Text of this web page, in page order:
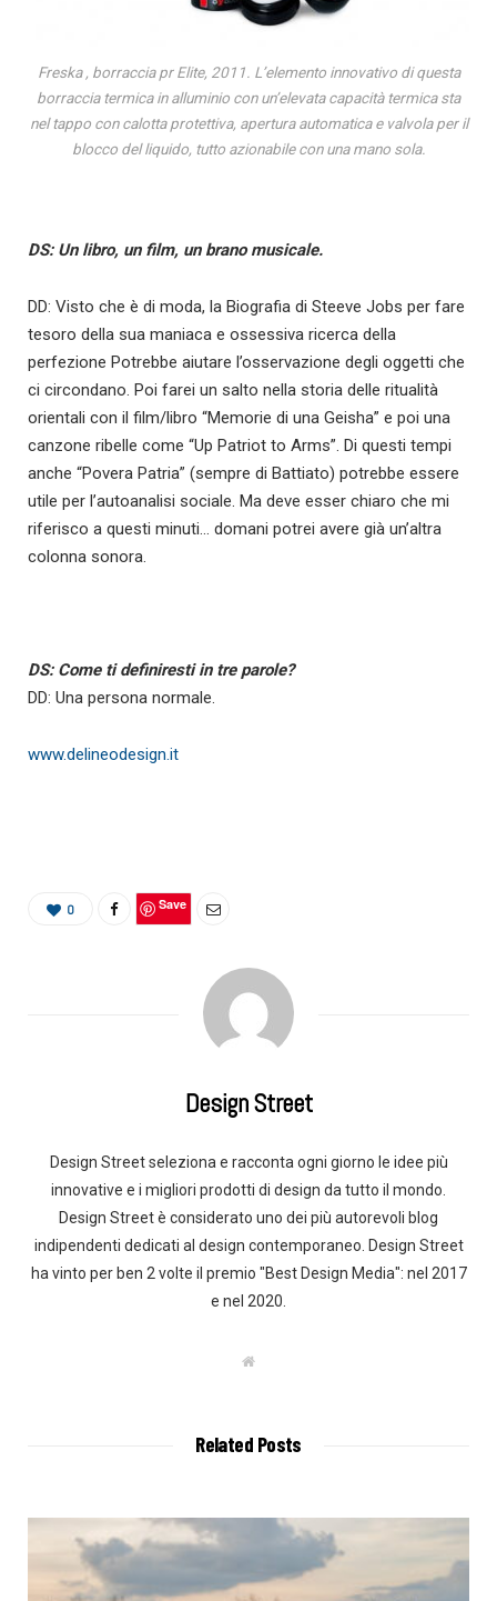
Freska , borraccia pr Elite, 2011. L’elemento innovativo di questa
borraccia termica in alluminio con un’elevata capacità termica sta
nel tappo con calotta protettiva, apertura automatica e valvola per il
blocco del liquido, tutto azionabile con una mano sola.
DS: Un libro, un film, un brano musicale.
DD: Visto che è di moda, la Biografia di Steeve Jobs per fare
tesoro della sua maniaca e ossessiva ricerca della
perfezione Potrebbe aiutare l’osservazione degli oggetti che
ci circondano. Poi farei un salto nella storia delle ritualità
orientali con il film/libro “Memorie di una Geisha” e poi una
canzone ribelle come “Up Patriot to Arms”. Di questi tempi
anche “Povera Patria” (sempre di Battiato) potrebbe essere
utile per l’autoanalisi sociale. Ma deve esser chiaro che mi
riferisco a questi minuti… domani potrei avere già un’altra
colonna sonora.
DS: Come ti definiresti in tre parole?
DD: Una persona normale.
www.delineodesign.it
0 Save
Design Street
Design Street seleziona e racconta ogni giorno le idee più
innovative e i migliori prodotti di design da tutto il mondo.
Design Street è considerato uno dei più autorevoli blog
indipendenti dedicati al design contemporaneo. Design Street
ha vinto per ben 2 volte il premio "Best Design Media": nel 2017
e nel 2020.
W
Related Posts